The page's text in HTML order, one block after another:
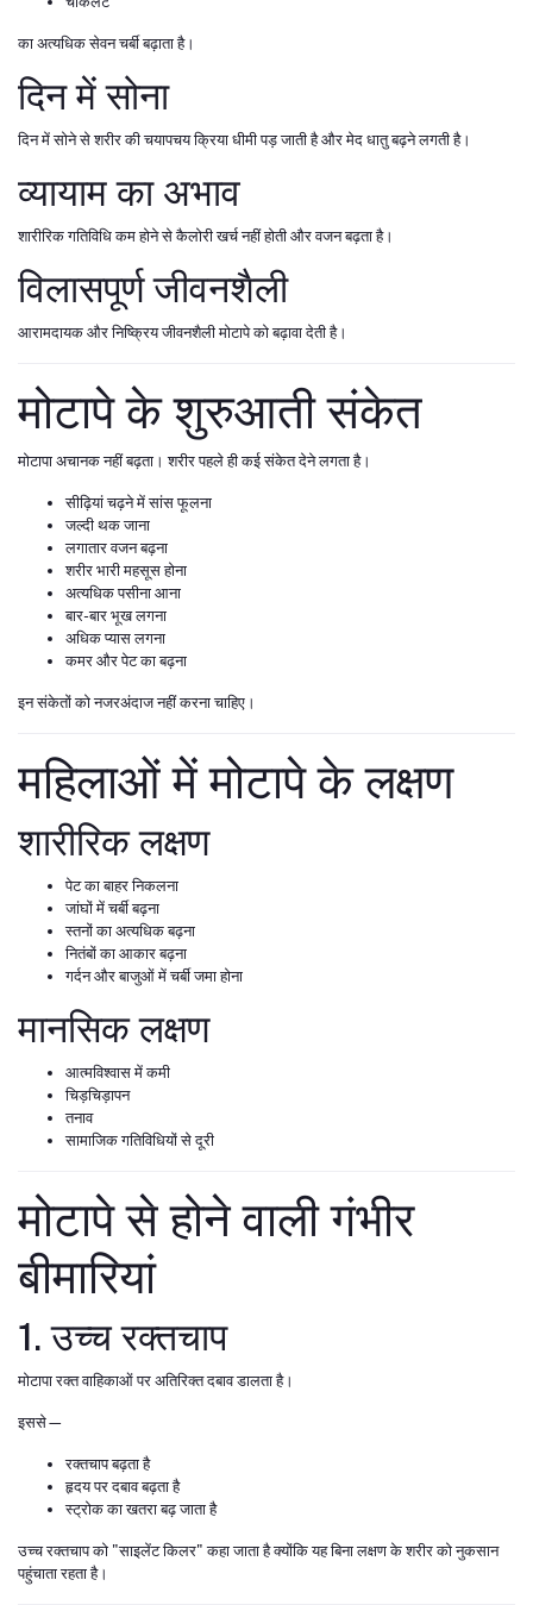
का अत्यधिक सेवन चर्बी बढ़ाता है।
दिन में सोना
दिन में सोने से शरीर की चयापचय क्रिया धीमी पड़ जाती है और मेद धातु बढ़ने लगती है।
व्यायाम का अभाव
शारीरिक गतिविधि कम होने से कैलोरी खर्च नहीं होती और वजन बढ़ता है।
विलासपूर्ण जीवनशैली
आरामदायक और निष्क्रिय जीवनशैली मोटापे को बढ़ावा देती है।
मोटापे के शुरुआती संकेत
मोटापा अचानक नहीं बढ़ता। शरीर पहले ही कई संकेत देने लगता है।
सीढ़ियां चढ़ने में सांस फूलना
जल्दी थक जाना
लगातार वजन बढ़ना
शरीर भारी महसूस होना
अत्यधिक पसीना आना
बार-बार भूख लगना
अधिक प्यास लगना
कमर और पेट का बढ़ना
इन संकेतों को नजरअंदाज नहीं करना चाहिए।
महिलाओं में मोटापे के लक्षण
शारीरिक लक्षण
पेट का बाहर निकलना
जांघों में चर्बी बढ़ना
स्तनों का अत्यधिक बढ़ना
नितंबों का आकार बढ़ना
गर्दन और बाजुओं में चर्बी जमा होना
मानसिक लक्षण
आत्मविश्वास में कमी
चिड़चिड़ापन
तनाव
सामाजिक गतिविधियों से दूरी
मोटापे से होने वाली गंभीर
बीमारियां
1. उच्च रक्तचाप
मोटापा रक्त वाहिकाओं पर अतिरिक्त दबाव डालता है।
इससे—
रक्तचाप बढ़ता है
हृदय पर दबाव बढ़ता है
स्ट्रोक का खतरा बढ़ जाता है
उच्च रक्तचाप को "साइलेंट किलर" कहा जाता है क्योंकि यह बिना लक्षण के शरीर को नुकसान
पहुंचाता रहता है।